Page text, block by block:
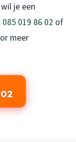
je een
085 019 86 02 of
meer